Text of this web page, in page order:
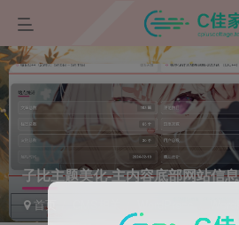
子比主题美化-主内容底部网站信
首页